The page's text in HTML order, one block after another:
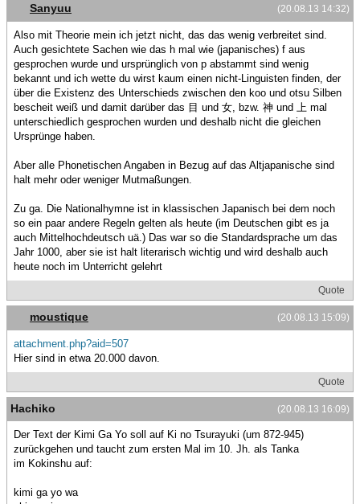
(20.08.13 14:32)
Sanyuu
Also mit Theorie mein ich jetzt nicht, das das wenig verbreitet sind.
Auch gesichtete Sachen wie das h mal wie (japanisches) f aus
gesprochen wurde und ursprünglich von p abstammt sind wenig
bekannt und ich wette du wirst kaum einen nicht-Linguisten finden, der
über die Existenz des Unterschieds zwischen den koo und otsu Silben
bescheit weiß und damit darüber das 目 und 女, bzw. 神 und 上 mal
unterschiedlich gesprochen wurden und deshalb nicht die gleichen
Ursprünge haben.
Aber alle Phonetischen Angaben in Bezug auf das Altjapanische sind
halt mehr oder weniger Mutmaßungen.
Zu ga. Die Nationalhymne ist in klassischen Japanisch bei dem noch
so ein paar andere Regeln gelten als heute (im Deutschen gibt es ja
auch Mittelhochdeutsch uä.) Das war so die Standardsprache um das
Jahr 1000, aber sie ist halt literarisch wichtig und wird deshalb auch
heute noch im Unterricht gelehrt
Quote
(20.08.13 15:09)
moustique
attachment.php?aid=507
Hier sind in etwa 20.000 davon.
Quote
(20.08.13 16:09)
Hachiko
Der Text der Kimi Ga Yo soll auf Ki no Tsurayuki (um 872-945)
zurückgehen und taucht zum ersten Mal im 10. Jh. als Tanka
im Kokinshu auf:
kimi ga yo wa